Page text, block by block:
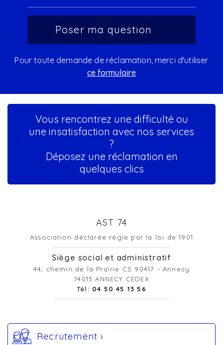
Pour toute demande de réclamation, merci d'utiliser
ce formulaire
Vous rencontrez une difficulté ou
une insatisfaction avec nos services
?
Déposez une réclamation en
quelques clics
AST 74
Association déclarée régie par la loi de 1901
Siège social et administratif
44, chemin de la Prairie CS 90417 - Annecy
74013 ANNECY CEDEX
Tél: 04 50 45 13 56
Recrutement ›